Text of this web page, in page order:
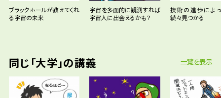
ブラックホールが教えてくれ
る宇宙の未来
宇宙を多面的に観測すれば
宇宙人に出会えるかも？
技術の進歩によ
続々見つかる
同じ「大学」の講義 一覧を表示